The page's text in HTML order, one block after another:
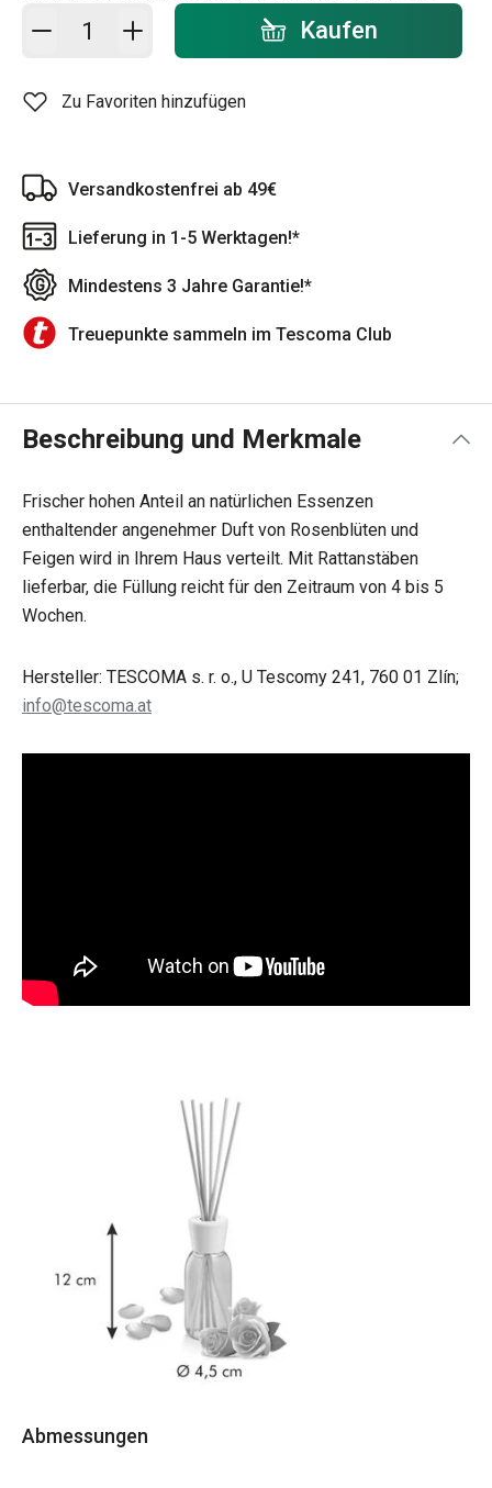
In den Warenkorb - Menge Kaufen
Zu Favoriten hinzufügen
Versandkostenfrei ab 49€
Lieferung in 1-5 Werktagen!*
Mindestens 3 Jahre Garantie!*
Treuepunkte sammeln im Tescoma Club
Beschreibung und Merkmale
Frischer hohen Anteil an natürlichen Essenzen
enthaltender angenehmer Duft von Rosenblüten und
Feigen wird in Ihrem Haus verteilt. Mit Rattanstäben
lieferbar, die Füllung reicht für den Zeitraum von 4 bis 5
Wochen.
Hersteller: TESCOMA s. r. o., U Tescomy 241, 760 01 Zlín;
info@tescoma.at
Abmessungen